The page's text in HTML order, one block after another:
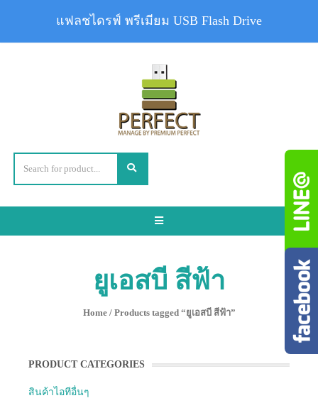
Toggle
ยูเอสบี สีฟ้า
Home/ Products tagged “ยูเอสบี สีฟ้า”
PRODUCT CATEGORIES
สินค้าไอทีอื่นๆ
แฟลชไดรฟ์ พรีเมียม USB Flash Drive